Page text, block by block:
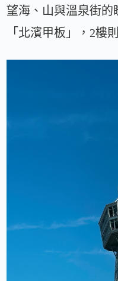
望海、山與溫泉街的
「北濱甲板」，2樓